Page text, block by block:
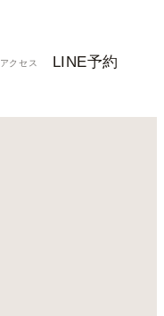
アクセス LINE予約